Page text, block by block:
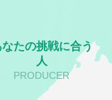
なたの挑戦に合う
人
PRODUCER